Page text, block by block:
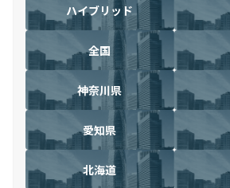
ハイブリッド
全国
神奈川県
愛知県
北海道